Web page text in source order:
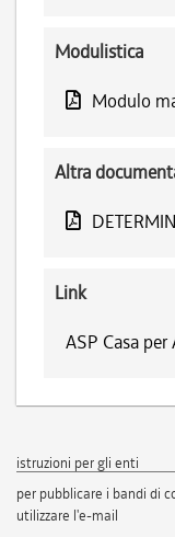
Modulistica
Modulo
Altra
Link
ASP Casa
istruzioni per gli enti
per pubblicare i bandi di
utilizzare l'e-mail